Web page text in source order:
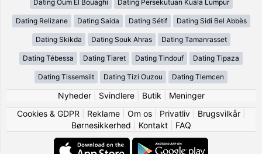
Dating Oum El Bouaghi Dating Persekutuan Kuala Lumpur
Dating Relizane Dating Saida Dating Sétif Dating Sidi Bel Abbès
Dating Skikda Dating Souk Ahras Dating Tamanrasset
Dating Tébessa Dating Tiaret Dating Tindouf Dating Tipaza
Dating Tissemsilt Dating Tizi Ouzou Dating Tlemcen
Nyheder| Svindlere| Butik
Meninger
Cookies & GDPR
Reklame| Om os| Privatliv| Brugsvilkår|
Børnesikkerhed
Kontakt| FAQ